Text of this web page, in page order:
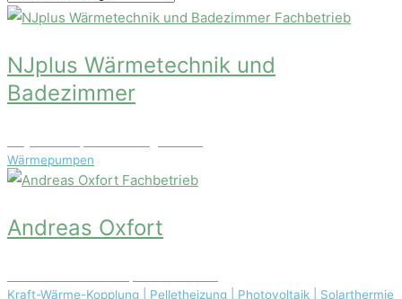
Fachbetrieb
NJplus Wärmetechnik und
Badezimmer
Wärmepumpen
Fachbetrieb
Andreas Oxfort
Kraft-Wärme-Kopplung | Pelletheizung | Photovoltaik | Solarthermie